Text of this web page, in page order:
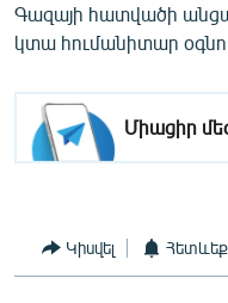
ՀԵՏԵՎԵՔ ՄԵԶ
Գազայի հատվածի
կտա հումանիտար
Միացիր
Կիսվել Հետևեք